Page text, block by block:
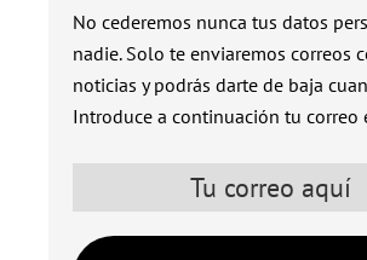
No cederemos nunca tus datos
nadie. Solo te enviaremos correos
noticias y podrás darte de baja
Introduce a continuación tu correo